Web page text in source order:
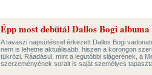
Épp most debütál Dallos Bogi albuma
A tavaszi napsütéssel érkezett Dallos Bogi
nem is lehetne aktuálisabb, hiszen a korongon
tükrözi. Ráadásul, mint a legutóbbi slágerének, a
szerzeményének sorait is saját személyes